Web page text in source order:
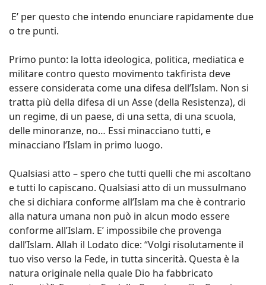
E’ per questo che intendo enunciare rapidamente due
o tre punti.
Primo punto: la lotta ideologica, politica, mediatica e
militare contro questo movimento takfirista deve
essere considerata come una difesa dell’Islam. Non si
tratta più della difesa di un Asse (della Resistenza), di
un regime, di un paese, di una setta, di una scuola,
delle minoranze, no… Essi minacciano tutti, e
minacciano l’Islam in primo luogo.
Qualsiasi atto – spero che tutti quelli che mi ascoltano
e tutti lo capiscano. Qualsiasi atto di un mussulmano
che si dichiara conforme all’Islam ma che è contrario
alla natura umana non può in alcun modo essere
conforme all’Islam. E’ impossibile che provenga
dall’Islam. Allah il Lodato dice: “Volgi risolutamente il
tuo viso verso la Fede, in tutta sincerità. Questa è la
natura originale nella quale Dio ha fabbricato